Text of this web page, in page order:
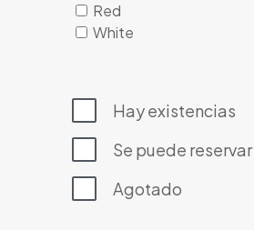
Red
White
Hay existencias
Se puede reservar
Agotado